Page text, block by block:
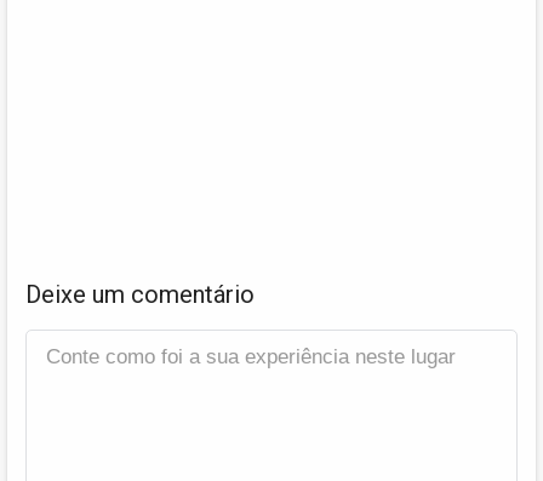
Deixe um comentário